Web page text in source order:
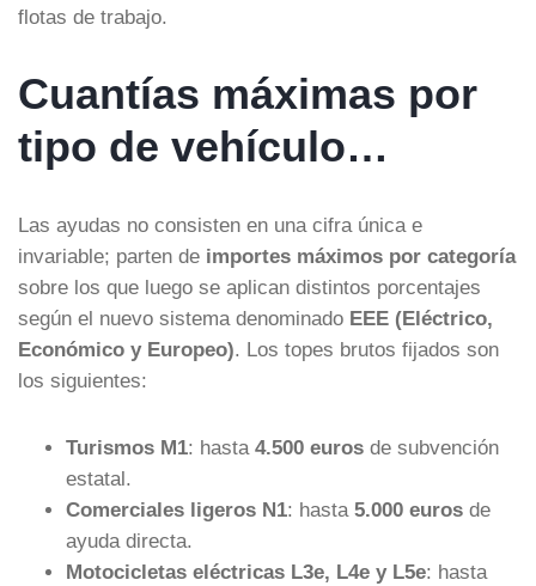
flotas de trabajo.
Cuantías máximas por
tipo de vehículo…
Las ayudas no consisten en una cifra única e
invariable; parten de importes máximos por categoría
sobre los que luego se aplican distintos porcentajes
según el nuevo sistema denominado EEE (Eléctrico,
Económico y Europeo). Los topes brutos fijados son
los siguientes:
Turismos M1: hasta 4.500 euros de subvención
estatal.
Comerciales ligeros N1: hasta 5.000 euros de
ayuda directa.
Motocicletas eléctricas L3e, L4e y L5e: hasta